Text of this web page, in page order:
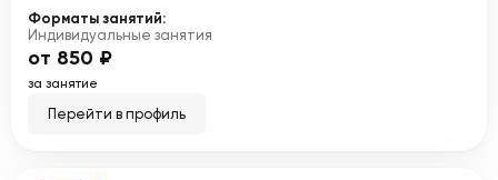
Форматы занятий:
Индивидуальные занятия
от 850 ₽
за занятие
Перейти в профиль